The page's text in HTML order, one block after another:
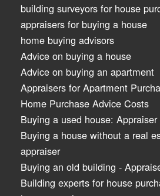
building surveyors for house
appraisers for buying a house
home buying advisors
Advice on buying a house
Advice on buying an apartment
Appraisers for Apartment
Home Purchase Advice Costs
Buying a used house: Appraiser
Buying a house without a real
appraiser
Buying an old building -
Building experts for house